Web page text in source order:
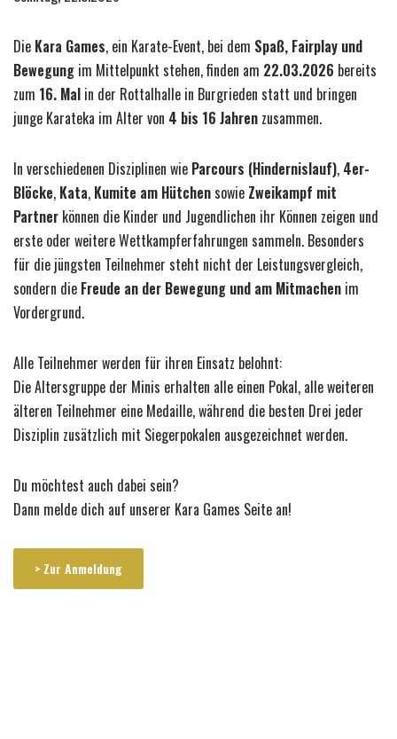
Die Kara Games, ein Karate-Event, bei dem Spaß, Fairplay und
Bewegung im Mittelpunkt stehen, finden am 22.03.2026 bereits
zum 16. Mal in der Rottalhalle in Burgrieden statt und bringen
junge Karateka im Alter von 4 bis 16 Jahren zusammen.
In verschiedenen Disziplinen wie Parcours (Hindernislauf), 4er-
Blöcke, Kata, Kumite am Hütchensowie Zweikampf mit
Partner können die Kinder und Jugendlichen ihr Können zeigen und
erste oder weitere Wettkampferfahrungen sammeln. Besonders
für die jüngsten Teilnehmer steht nicht der Leistungsvergleich,
sondern die Freude an der Bewegung und am Mitmachen im
Vordergrund.
Alle Teilnehmer werden für ihren Einsatz belohnt:
Die Altersgruppe der Minis erhalten alle einen Pokal, alle weiteren
älteren Teilnehmer eine Medaille, während die besten Drei jeder
Disziplin zusätzlich mit Siegerpokalen ausgezeichnet werden.
Du möchtest auch dabei sein?
Dann melde dich auf unserer Kara Games Seite an!
> Zur Anmeldung